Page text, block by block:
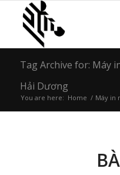
Tag Archive for: Máy
Hải Dương
You are here: Home / Máy in